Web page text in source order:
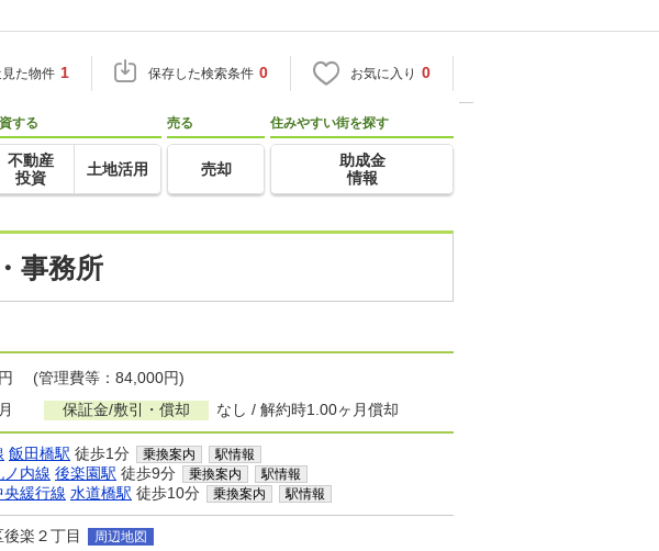
た物件 1 保存した検索条件 0 お気に入り 0
する
不動産
投資
土地活用
売る
売却
住みやすい街を探す
助成金
情報
事務所
(管理費等：84,000円)
保証金/敷引・償却 なし / 解約時1.00ヶ月償却
飯田橋駅 徒歩1分 乗換案内 駅情報
ノ内線 後楽園駅 徒歩9分 乗換案内 駅情報
央緩行線 水道橋駅 徒歩10分 乗換案内 駅情報
楽２丁目
周辺地図